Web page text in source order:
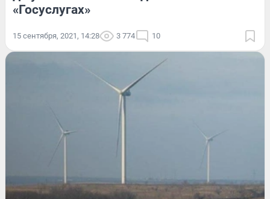
«Госуслугах»
15 сентября, 2021, 14:28 3 774 10